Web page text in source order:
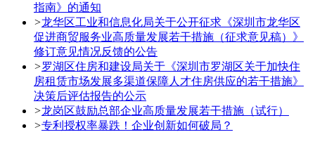
指南》的通知
>龙华区工业和信息化局关于公开征求《深圳市龙华区
促进商贸服务业高质量发展若干措施（征求意见稿）》
修订意见情况反馈的公告
>罗湖区住房和建设局关于《深圳市罗湖区关于加快住
房租赁市场发展多渠道保障人才住房供应的若干措施》
决策后评估报告的公示
>龙岗区鼓励总部企业高质量发展若干措施（试行）
>专利授权率暴跌！企业创新如何破局？